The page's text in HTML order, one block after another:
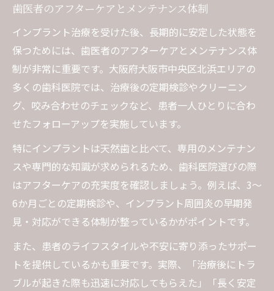
歯医者のアフターケアとメンテナンス体制
インプラント治療を受けた後、長期的に安定した状態を
保つためには、歯医者のアフターケアとメンテナンス体
制が非常に重要です。大阪府大阪市中央区北浜エリアの
多くの歯科医院では、治療後の定期検診やクリーニン
グ、咬み合わせのチェックなど、患者一人ひとりに合わ
せたフォローアップを実施しています。
特にインプラントは天然歯と比べて、専用のメンテナン
スや専門的な知識が求められるため、歯科医院選びの際
はアフターケアの充実度を確認しましょう。例えば、3～
6か月ごとの定期検診や、インプラント周囲炎の早期発
見・対応ができる体制が整っているかがポイントです。
また、患者のライフスタイルや不安に寄り添ったサポー
トを提供しているかも重要です。実際、「治療後にトラ
ブルが起きた際も迅速に対応してもらえた」「長く安定